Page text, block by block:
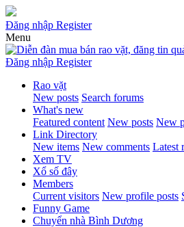
Đăng nhập Register
Menu
Đăng nhập Register
Rao vặt
New posts Search forums
What's new
Featured content New posts New
Link Directory
New items New comments Latest
Xem TV
Xổ số đây
Members
Current visitors New profile posts
Funny Game
Chuyển nhà Bình Dương